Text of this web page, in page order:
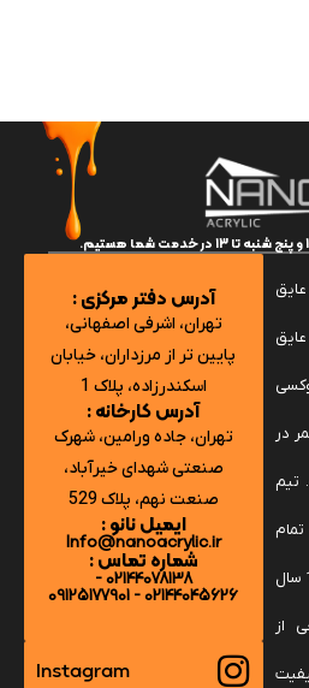
آدرس دفتر مرکزی :
تهران، اشرفی اصفهانی،
پایین تر از مرزداران، خیابان
اسکندرزاده، پلاک 1
آدرس کارخانه :
تهران، جاده ورامین، شهرک
صنعتی شهدای خیرآباد،
صنعت نهم، پلاک 529
ایمیل نانو :
Info@nanoacrylic.ir
شماره تماس :
02144078138 -
02144045626 - 09125177901
Instagram